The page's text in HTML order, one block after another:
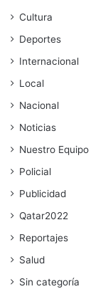
Cultura
Deportes
Internacional
Local
Nacional
Noticias
Nuestro Equipo
Policial
Publicidad
Qatar2022
Reportajes
Salud
Sin categoría